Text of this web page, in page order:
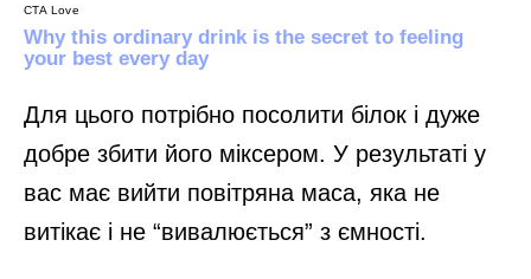
Для цього потрібно посолити білок і дуже
добре збити його міксером. У результаті у
вас має вийти повітряна маса, яка не
витікає і не “вивалюється” з ємності.